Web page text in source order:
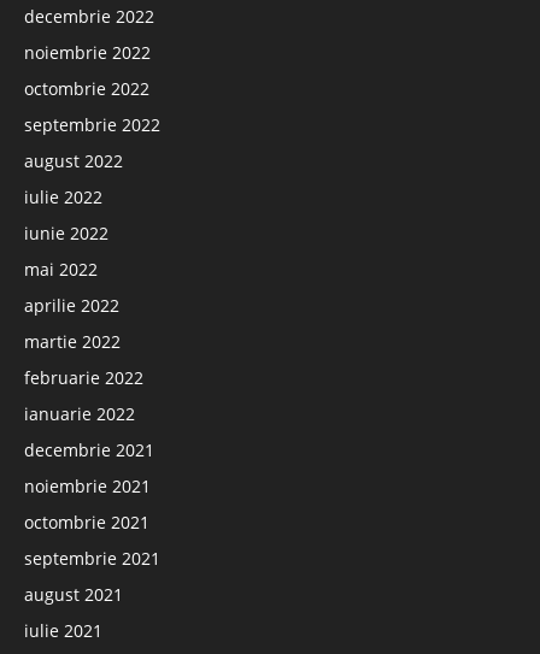
decembrie 2022
noiembrie 2022
octombrie 2022
septembrie 2022
august 2022
iulie 2022
iunie 2022
mai 2022
aprilie 2022
martie 2022
februarie 2022
ianuarie 2022
decembrie 2021
noiembrie 2021
octombrie 2021
septembrie 2021
august 2021
iulie 2021